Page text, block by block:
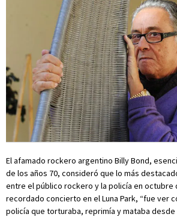
El afamado rockero argentino Billy Bond,
de los años 70, consideró que lo más
entre el público rockero y la policía en octubre
recordado concierto en el Luna Park, “fue ver
policía que torturaba, reprimía y mataba desde